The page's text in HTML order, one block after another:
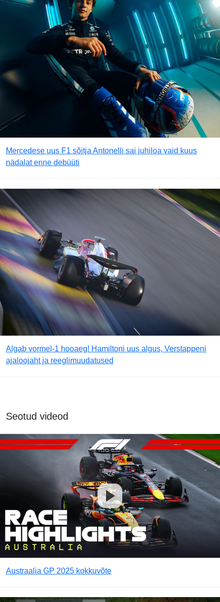
Mercedese uus F1 sõitja Antonelli sai juhiloa vaid kuus
nädalat enne debüüti
Algab vormel-1 hooaeg! Hamiltoni uus algus, Verstappeni
ajaloojaht ja reeglimuudatused
Seotud videod
Austraalia GP 2025 kokkuvõte